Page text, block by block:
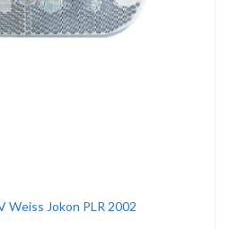
Weiss Jokon PLR 2002